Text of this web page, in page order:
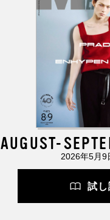
AUGUST-
2026年5月9
試